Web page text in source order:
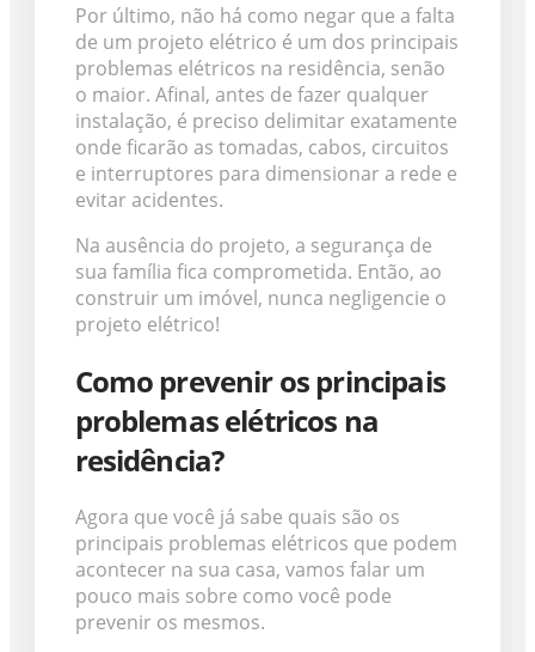
Por último, não há como negar que a falta
de um projeto elétrico é um dos principais
problemas elétricos na residência, senão
o maior. Afinal, antes de fazer qualquer
instalação, é preciso delimitar exatamente
onde ficarão as tomadas, cabos, circuitos
e interruptores para dimensionar a rede e
evitar acidentes.
Na ausência do projeto, a segurança de
sua família fica comprometida. Então, ao
construir um imóvel, nunca negligencie o
projeto elétrico!
Como prevenir os principais
problemas elétricos na
residência?
Agora que você já sabe quais são os
principais problemas elétricos que podem
acontecer na sua casa, vamos falar um
pouco mais sobre como você pode
prevenir os mesmos.